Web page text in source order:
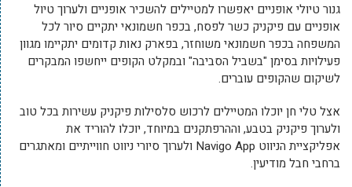
גנור טיולי אופניים יאפשרו למטיילים להשכיר אופניים ולערוך טיול
אופניים עם פיקניק כשר לפסח, בכפר חשמונאי יתקיים סיור לכל
המשפחה בכפר חשמונאי משוחזר, בפארק נאות קדומים יתקיימו מגוון
פעילויות בסימן "בשביל הסביבה" ובמקלט הקופים ייחשפו המבקרים
לשיקום שהקופים עוברים.
אצל טלי חן יוכלו המטיילים לרכוש סלסילות פיקניק עשירות בכל טוב
ולערוך פיקניק בטבע, וההרפתקנים במיוחד, יוכלו להוריד את
אפליקציית הניווט Navigo App ולערוך סיורי ניווט חווייתיים ומאתגרים
ברחבי חבל מודיעין.